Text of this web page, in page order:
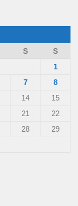
S
S
1
7
8
14
15
21
22
28
29